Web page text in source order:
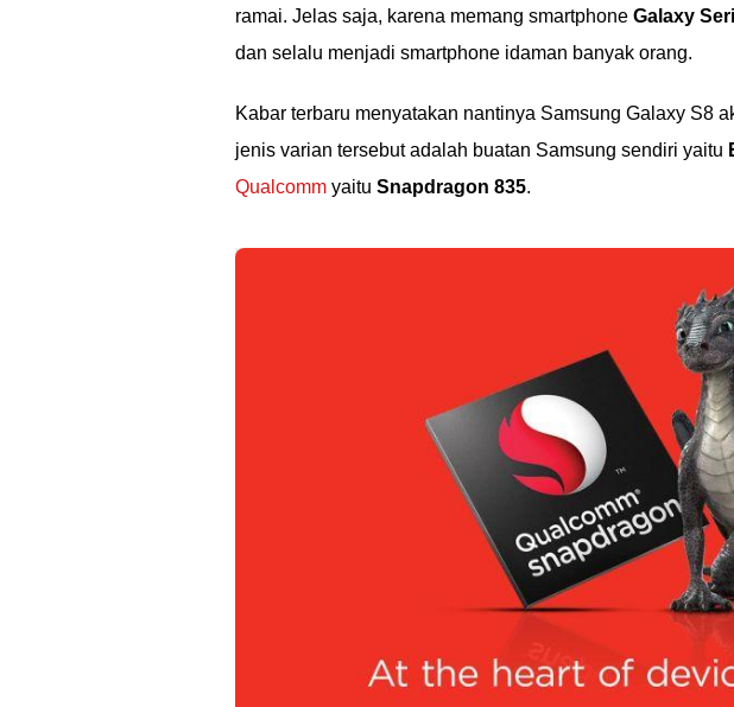
ramai. Jelas saja, karena memang smartphone Galaxy
dan selalu menjadi smartphone idaman banyak orang.
Kabar terbaru menyatakan nantinya Samsung Galaxy S8
jenis varian tersebut adalah buatan Samsung sendiri yaitu
Qualcomm yaitu Snapdragon 835.